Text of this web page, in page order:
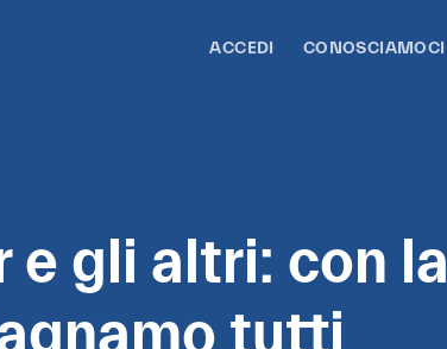
ACCEDI CONOSCIAMOCI
e gli altri: con la
tutti